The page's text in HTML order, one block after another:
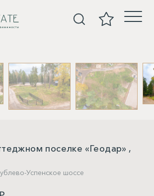
поселке «Геодар» ,
Успенское шоссе